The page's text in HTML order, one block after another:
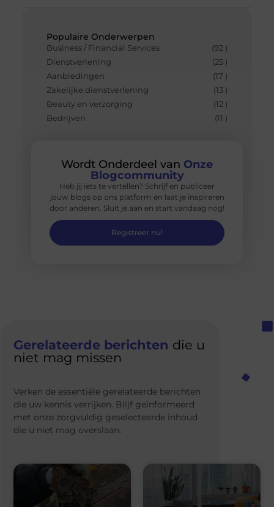
Populaire Onderwerpen
Business / Financial Services
(92 )
Dienstverlening
(25 )
Aanbiedingen
(17 )
Zakelijke dienstverlening
(13 )
Beauty en verzorging
(12 )
Bedrijven
(11 )
Wordt Onderdeel van Onze
Blogcommunity
Heb jij iets te vertellen? Schrijf en publiceer
jouw blogs op ons platform en laat je inspireren
door anderen. Sluit je aan en start vandaag nog!
Registreer nu!
Gerelateerde berichten die u
niet mag missen
Verken de essentiële gerelateerde berichten
die uw kennis verrijken. Blijf geïnformeerd
met onze zorgvuldig geselecteerde inhoud
die u niet mag overslaan.